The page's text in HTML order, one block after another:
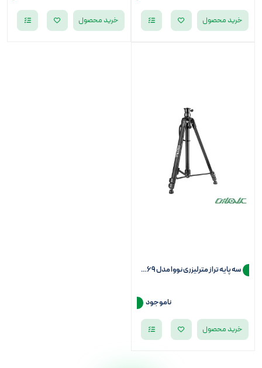
خرید محصول خرید محصول
سه پایه تراز مترلیزری نووا مدل NTL 2669
ناموجود
خرید محصول